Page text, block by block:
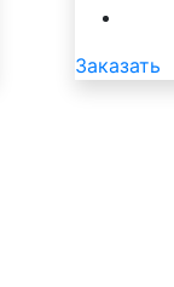
Заказать